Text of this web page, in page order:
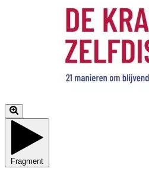
Fragment